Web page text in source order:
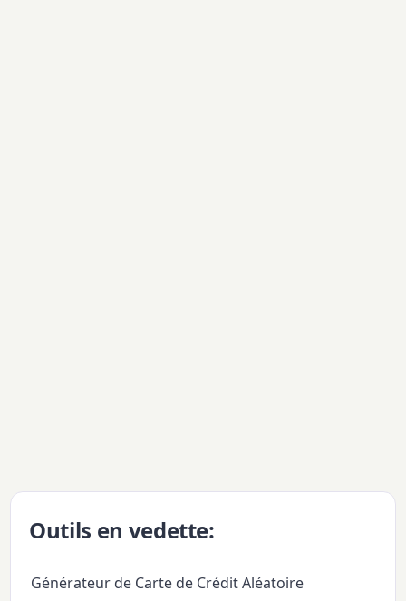
Outils en vedette:
Générateur de Carte de Crédit Aléatoire